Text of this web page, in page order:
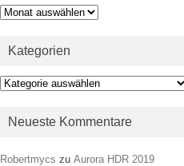
Archiv
Kategorien
Kategorien
Neueste Kommentare
Robertmycs zu Aurora HDR 2019